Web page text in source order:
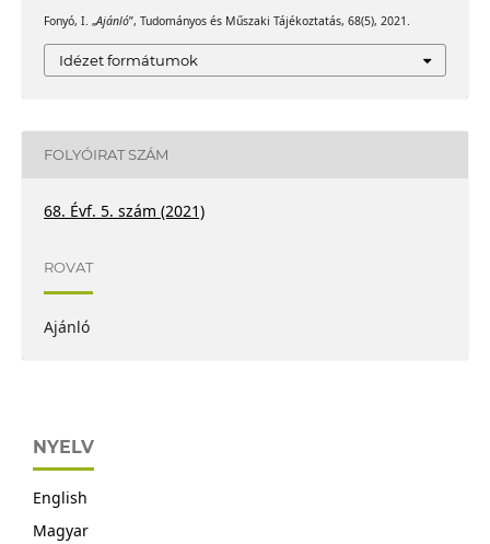
Fonyó, I. „Ajánló”, Tudományos és Műszaki Tájékoztatás, 68(5), 2021.
Idézet formátumok
FOLYÓIRAT SZÁM
68. Évf. 5. szám (2021)
ROVAT
Ajánló
NYELV
English
Magyar